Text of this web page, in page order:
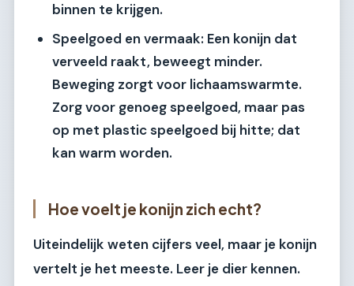
binnen te krijgen.
Speelgoed en vermaak: Een konijn dat
verveeld raakt, beweegt minder.
Beweging zorgt voor lichaamswarmte.
Zorg voor genoeg speelgoed, maar pas
op met plastic speelgoed bij hitte; dat
kan warm worden.
Hoe voelt je konijn zich echt?
Uiteindelijk weten cijfers veel, maar je konijn
vertelt je het meeste. Leer je dier kennen.